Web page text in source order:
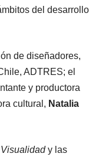
del desarrollo
de diseñadores,
ADTRES; el
y productora
cultural, Natalia
y las